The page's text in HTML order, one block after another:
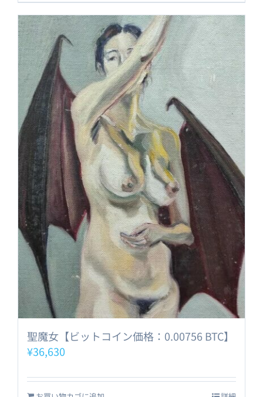
聖魔女【ビットコイン価格：0.00756 BTC】
¥36,630